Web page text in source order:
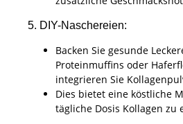
5. DIY-Naschereien:
Backen Sie gesunde
Proteinmuffins oder
integrieren Sie
Dies bietet eine köstliche
tägliche Dosis Kollagen zu